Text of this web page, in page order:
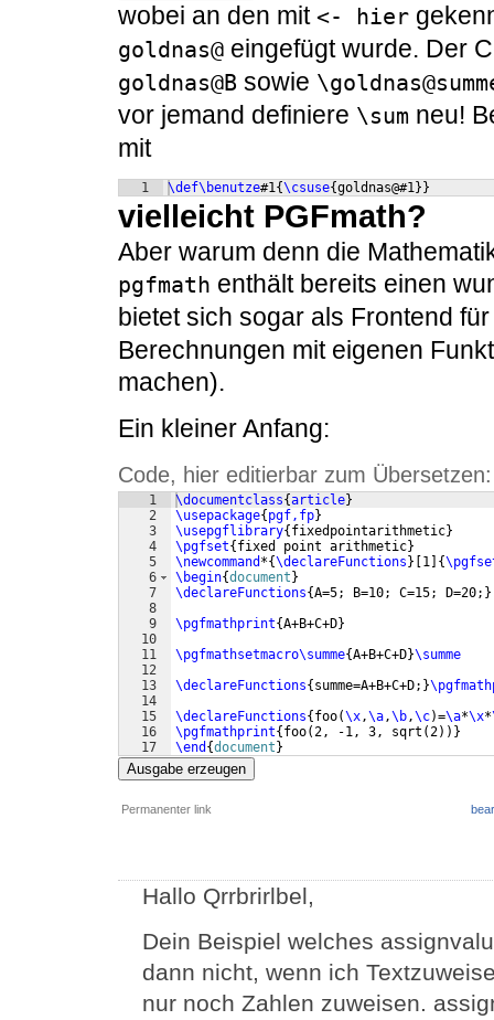
wobei an den mit <- hier
goldnas@ eingefügt wurde. Der
goldnas@B sowie
vor jemand definiere \sum neu!
mit
1 \def\benutze#1{\csuse{goldnas@#1}}
vielleicht PGFmath?
Aber warum denn die
pgfmath enthält bereits einen
bietet sich sogar als Frontend
Berechnungen mit eigenen
machen).
Ein kleiner Anfang:
Code, hier editierbar zum Übersetzen:
1
2
3
4
5
6
7
8
9
10
11
12
13
14
15
16
17
\documentclass{article}
\usepackage{ pgf,fp}
\usepgflibrary{ fixedpointarithmetic}
\pgfset{ fixed point arithmetic}
\newcommand *{\declareFunctions } 1 {
\begin{document }
\declareFunctions{A=5; B=10; C=15; D=20; }
\pgfmathprint{A+B+C+D}
\pgfmathsetmacro\summe{A+B+C+D}\summe
\declareFunctions{ summe=A+B+C+D; }
\declareFunctions{ foo(\x,\a,\b,\c)=\a*\x*
\pgfmathprint{ foo(2, -1, 3, sqrt (2))}
\end {document }
Ausgabe erzeugen
Permanenter link
Hallo Qrrbrirlbel,
Dein Beispiel welches
dann nicht, wenn ich
nur noch Zahlen zuweisen.